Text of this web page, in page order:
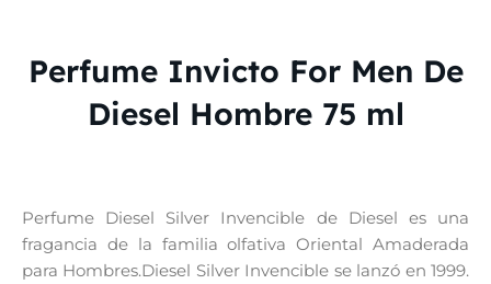
Perfume Invicto For Men De
Diesel Hombre 75 ml
Perfume Diesel Silver Invencible de Diesel es una
fragancia de la familia olfativa Oriental Amaderada
para Hombres.Diesel Silver Invencible se lanzó en 1999.